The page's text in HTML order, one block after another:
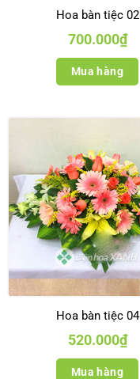
Hoa bàn tiệc 02
700.000₫
Mua hàng
Hoa bàn tiệc 04
520.000₫
Mua hàng